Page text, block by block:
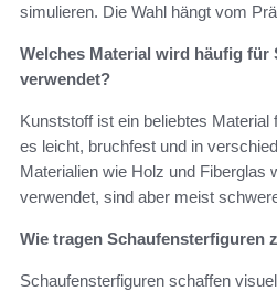
simulieren. Die Wahl hängt vom
Welches Material wird häufig für
verwendet?
Kunststoff ist ein beliebtes
es leicht, bruchfest und in
Materialien wie Holz und Fiberglas
verwendet, sind aber meist
Wie tragen Schaufensterfiguren
Schaufensterfiguren schaffen